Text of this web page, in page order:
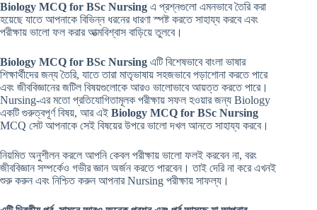
Biology MCQ for BSc Nursing এ প্রশ্নগুলো এমনভাবে তৈরি করা
হয়েছে যাতে আপনাকে বিভিন্ন ধরনের ধারণা স্পষ্ট করতে সাহায্য করবে এবং
পরীক্ষায় ভালো ফল করার আত্মবিশ্বাস বাড়িয়ে তুলবে।
Biology MCQ for BSc Nursing এটি বিশেষভাবে বাংলা ভাষার
শিক্ষার্থীদের জন্য তৈরি, যাতে তারা মাতৃভাষায় সহজভাবে পড়াশোনা করতে পারে
এবং জীববিজ্ঞানের জটিল বিষয়গুলোকে আরও ভালোভাবে আয়ত্ত করতে পারে।
Nursing-এর মতো প্রতিযোগিতামূলক পরীক্ষায় সফল হওয়ার জন্য Biology
একটি গুরুত্বপূর্ণ বিষয়, আর এই Biology MCQ for BSc Nursing
MCQ সেট আপনাকে সেই বিষয়ের উপরে ভালো দখল আনতে সাহায্য করবে।
নিয়মিত অনুশীলন করলে আপনি কেবল পরীক্ষায় ভালো ফলই করবেন না, বরং
জীববিজ্ঞান সম্পর্কেও গভীর জ্ঞান অর্জন করতে পারবেন। তাই দেরি না করে এখনই
শুরু করুন এবং নিশ্চিত করুন আপনার Nursing পরীক্ষায় সাফল্য।